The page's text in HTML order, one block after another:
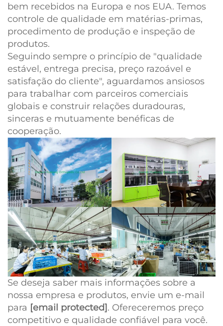
bem recebidos na Europa e nos EUA. Temos
controle de qualidade em matérias-primas,
procedimento de produção e inspeção de
produtos.
Seguindo sempre o princípio de "qualidade
estável, entrega precisa, preço razoável e
satisfação do cliente", aguardamos ansiosos
para trabalhar com parceiros comerciais
globais e construir relações duradouras,
sinceras e mutuamente benéficas de
cooperação.
Se deseja saber mais informações sobre a
nossa empresa e produtos, envie um e-mail
para [email protected]. Ofereceremos preço
competitivo e qualidade confiável para você.